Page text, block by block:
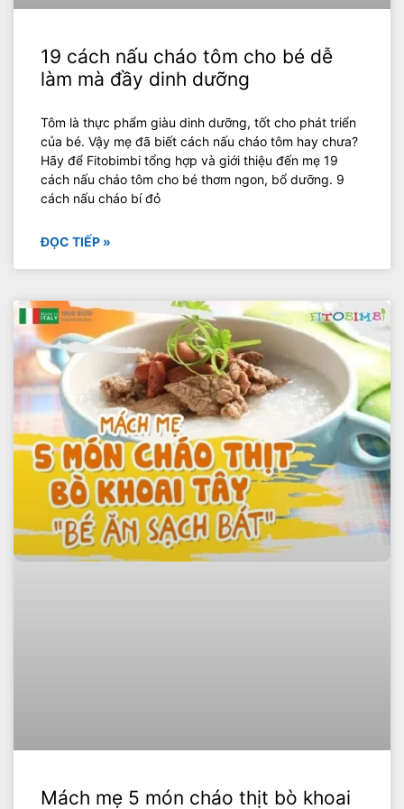
19 cách nấu cháo tôm cho bé dễ
làm mà đầy dinh dưỡng
Tôm là thực phẩm giàu dinh dưỡng, tốt cho phát triển
của bé. Vậy mẹ đã biết cách nấu cháo tôm hay chưa?
Hãy để Fitobimbi tổng hợp và giới thiệu đến mẹ 19
cách nấu cháo tôm cho bé thơm ngon, bổ dưỡng. 9
cách nấu cháo bí đỏ
ĐỌC TIẾP »
Mách mẹ 5 món cháo thịt bò khoai